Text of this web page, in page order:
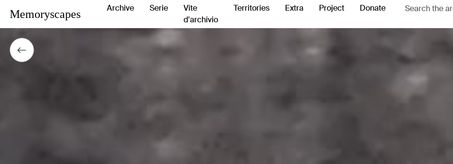
Memoryscapes Archive Serie
Vite
d'archivio
Territories Extra Project Donate